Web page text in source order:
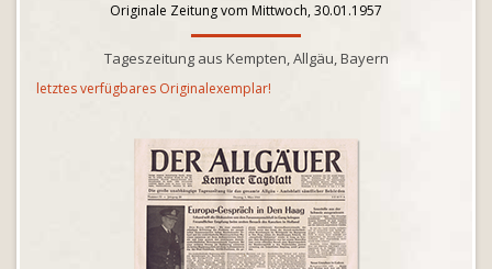
Originale Zeitung vom Mittwoch, 30.01.1957
Tageszeitung aus Kempten, Allgäu, Bayern
letztes verfügbares Originalexemplar!